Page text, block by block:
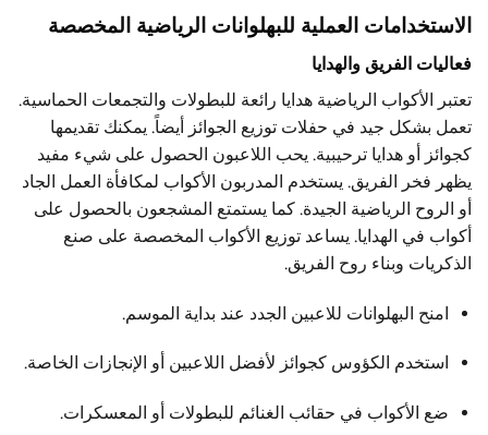
الاستخدامات العملية للبهلوانات الرياضية المخصصة
فعاليات الفريق والهدايا
تعتبر الأكواب الرياضية هدايا رائعة للبطولات والتجمعات الحماسية.
تعمل بشكل جيد في حفلات توزيع الجوائز أيضاً. يمكنك تقديمها
كجوائز أو هدايا ترحيبية. يحب اللاعبون الحصول على شيء مفيد
يظهر فخر الفريق. يستخدم المدربون الأكواب لمكافأة العمل الجاد
أو الروح الرياضية الجيدة. كما يستمتع المشجعون بالحصول على
أكواب في الهدايا. يساعد توزيع الأكواب المخصصة على صنع
الذكريات وبناء روح الفريق.
امنح البهلوانات للاعبين الجدد عند بداية الموسم.
استخدم الكؤوس كجوائز لأفضل اللاعبين أو الإنجازات الخاصة.
ضع الأكواب في حقائب الغنائم للبطولات أو المعسكرات.